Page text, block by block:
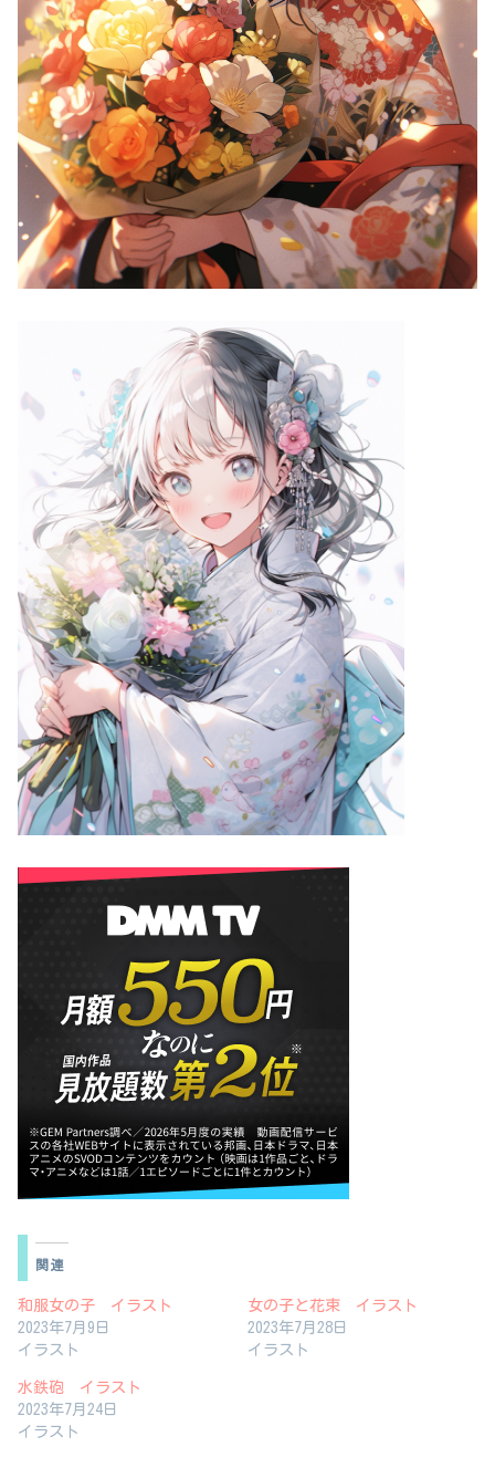
関連
和服女の子 イラスト
2023年7月9日
イラスト
女の子と花束 イラスト
2023年7月28日
イラスト
水鉄砲 イラスト
2023年7月24日
イラスト